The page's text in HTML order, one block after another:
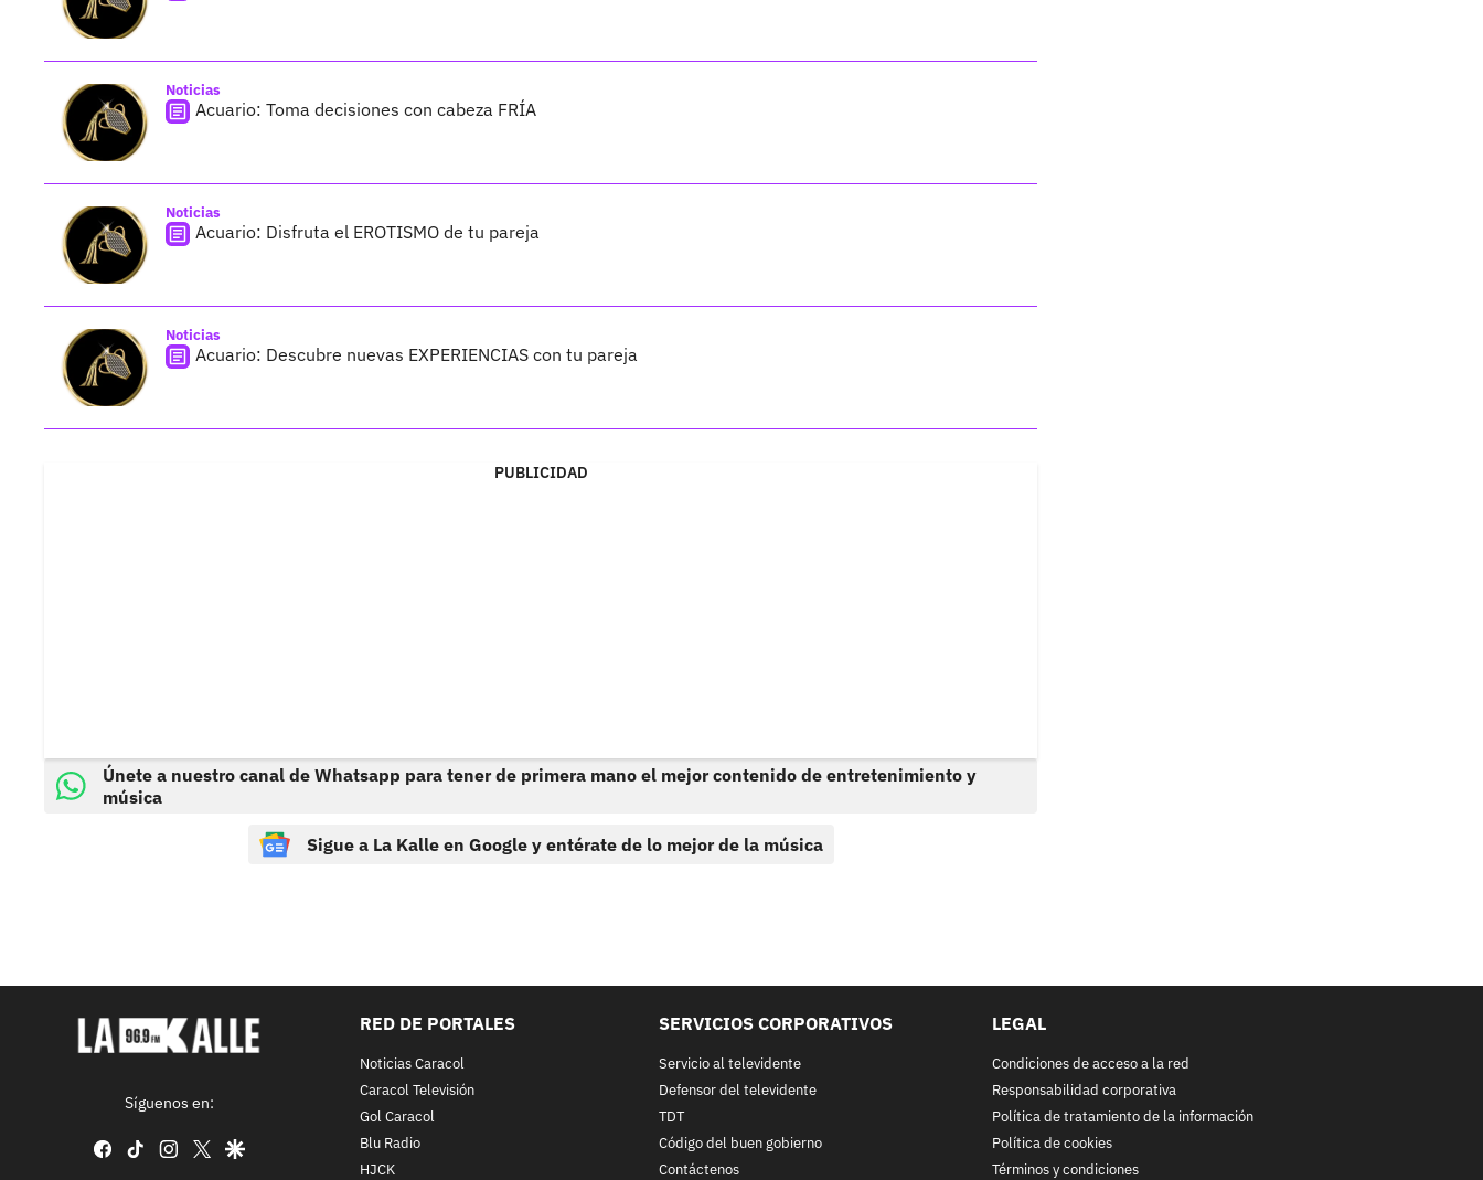
Noticias
Acuario: Toma decisiones con cabeza FRÍA
Noticias
Acuario: Disfruta el EROTISMO de tu pareja
Noticias
Acuario: Descubre nuevas EXPERIENCIAS con tu pareja
PUBLICIDAD
Únete a nuestro canal de Whatsapp para tener de primera mano el mejor contenido de entretenimiento y
música
Sigue a La Kalle en Google y entérate de lo mejor de la música
Síguenos en:
facebook
tiktok instagram
twittergoogle
RED DE PORTALES
Noticias Caracol
Caracol Televisión
Gol Caracol
Blu Radio
HJCK
SERVICIOS CORPORATIVOS
Servicio al televidente
Defensor del televidente
TDT
Código del buen gobierno
Contáctenos
LEGAL
Condiciones de acceso a la red
Responsabilidad corporativa
Política de tratamiento de la información
Política de cookies
Términos y condiciones